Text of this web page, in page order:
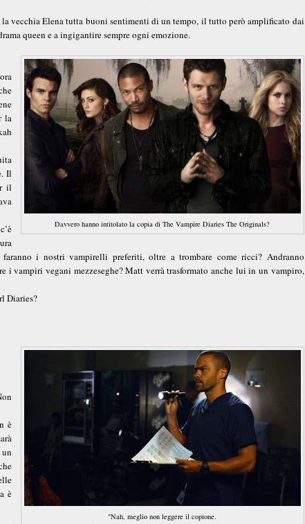
la vecchia Elena tutta buoni sentimenti di un tempo, il tutto però amplificato dai
queen e a ingigantire sempre ogni emozione.
Davvero hanno intitolato la copia di The Vampire Diaries The Originals?
la
Il
il
i nostri vampirelli preferiti, oltre a trombare come ricci? Andranno
i vampiri vegani mezzeseghe? Matt verrà trasformato anche lui in un vampiro,
Diaries?
"Nah, meglio non leggere il copione.
è
è